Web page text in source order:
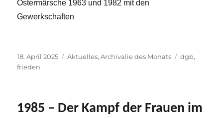
Ostermärsche 1963 und 1982 mit den
Gewerkschaften
Veröffentlicht
am
18. April 2025 Kategorien
Aktuelles,Archivalie des Monats Schlagwörter
dgb,
frieden
1985 – Der Kampf der Frauen im